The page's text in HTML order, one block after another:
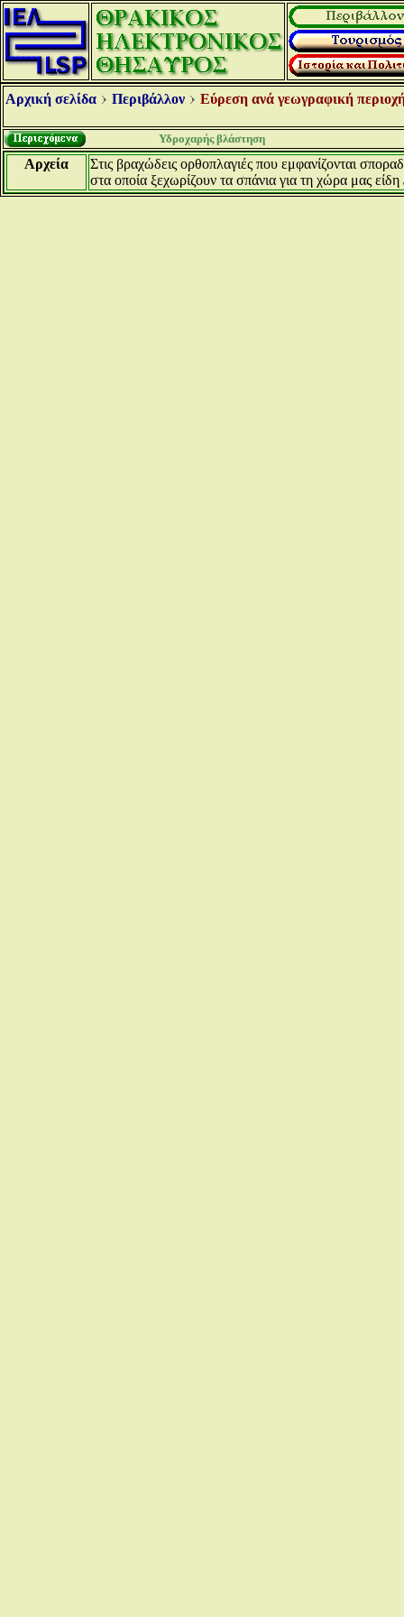
Αρχική σελίδα Περιβάλλον Εύρεση ανά γεωγραφική
Υδροχαρής βλάστηση
Αρχεία
Στις βραχώδεις ορθοπλαγιές που εμφανίζονται
στα οποία ξεχωρίζουν τα σπάνια για τη χώρα μας είδη